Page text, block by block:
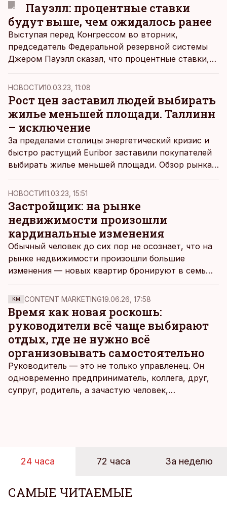
Пауэлл: процентные ставки
будут выше, чем ожидалось ранее
Выступая перед Конгрессом во вторник,
председатель Федеральной резервной системы
Джером Пауэлл сказал, что процентные ставки,
вероятно, продолжат расти, и путь к снижению
инфляции будет тернист.
НОВОСТИ10.03.23, 11:08
Рост цен заставил людей выбирать
жилье меньшей площади. Таллинн
– исключение
За пределами столицы энергетический кризис и
быстро растущий Euribor заставили покупателей
выбирать жилье меньшей площади. Обзор рынка
портала недвижимости Kinnisvara24
демонстрирует, что в Таллинне, напротив,
средний размер покупаемых квартир за год
увеличился, цена квадратного метра также
выросла.
НОВОСТИ11.03.23, 15:51
Застройщик: на рынке
недвижимости произошли
кардинальные изменения
Обычный человек до сих пор не осознает, что на
рынке недвижимости произошли большие
изменения — новых квартир бронируют в семь
раз меньше, чем два года назад, сказал член
правления Avaare Kinnisvara Калев Казе.
KM CONTENT MARKETING19.06.26, 17:58
Время как новая роскошь:
руководители всё чаще выбирают
отдых, где не нужно всё
организовывать самостоятельно
Руководитель — это не только управленец. Он
одновременно предприниматель, коллега, друг,
супруг, родитель, а зачастую человек,
человека. Поэтому от отдыха все чаще ждут не
чаще люди ищут возможность просто быть здесь
и сейчас — без необходимости все
24 часа 72 часа За неделю
САМЫЕ ЧИТАЕМЫЕ